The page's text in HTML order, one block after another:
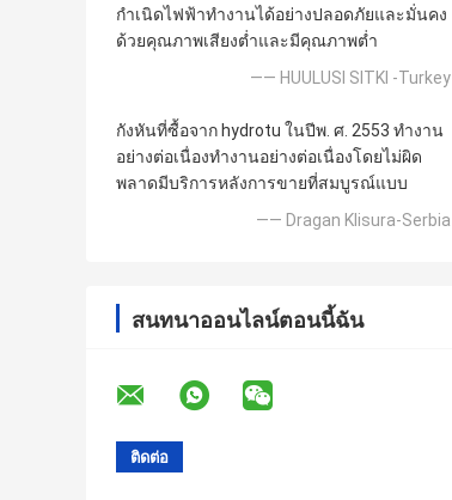
กำเนิดไฟฟ้าทำงานได้อย่างปลอดภัยและมั่นคง
ด้วยคุณภาพเสียงต่ำและมีคุณภาพต่ำ
—— HUULUSI SITKI -Turkey
กังหันที่ซื้อจาก hydrotu ในปีพ. ศ. 2553 ทำงาน
อย่างต่อเนื่องทำงานอย่างต่อเนื่องโดยไม่ผิด
พลาดมีบริการหลังการขายที่สมบูรณ์แบบ
—— Dragan Klisura-Serbia
สนทนาออนไลน์ตอนนี้ฉัน